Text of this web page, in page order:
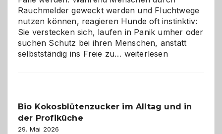
Rauchmelder geweckt werden und Fluchtwege
nutzen können, reagieren Hunde oft instinktiv:
Sie verstecken sich, laufen in Panik umher oder
suchen Schutz bei ihren Menschen, anstatt
selbstständig ins Freie zu… Wenn
Gefahr
weiterlesen
Bio Kokosblütenzucker im Alltag und in
der Profiküche
29. Mai 2026